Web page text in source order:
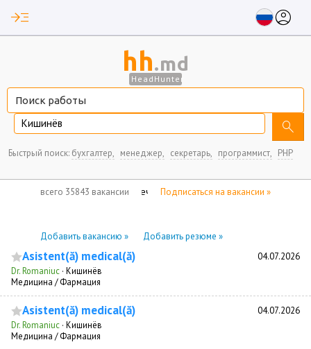
read_more account_circle
hh.md
HeadHunter
Кишинёв search
Быстрый поиск: бухгалтер, менеджер, секретарь, программист, PHP
всего 35843 вакансии Подписаться на вакансии »
нет отмеченных вакансий
Добавить вакансию » Добавить резюме »
Asistent(ă) medical(ă) 04.07.2026
Dr. Romaniuc · Кишинёв
Медицина / Фармация
Asistent(ă) medical(ă) 04.07.2026
Dr. Romaniuc · Кишинёв
Медицина / Фармация